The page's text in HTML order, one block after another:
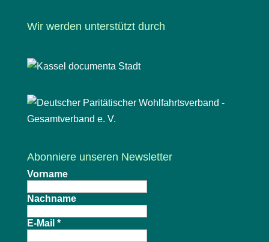
Wir werden unterstützt durch
Abonniere unseren Newsletter
Vorname
Nachname
E-Mail *